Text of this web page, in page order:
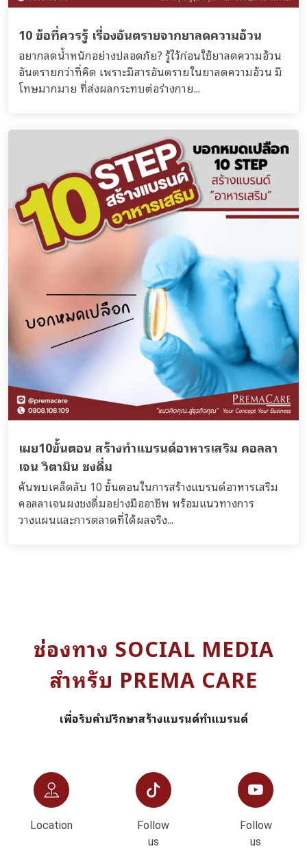
10 ข้อที่ควรรู้ เรื่องอันตรายจากยาลดความอ้วน
อยากลดน้ำหนักอย่างปลอดภัย? รู้ไว้ก่อนใช้ยาลดความอ้วน
อันตรายกว่าที่คิด เพราะมีสารอันตรายในยาลดความอ้วน มี
โทษมากมาย ที่ส่งผลกระทบต่อร่างกาย...
เผย10ขั้นตอน สร้างทำแบรนด์อาหารเสริม คอลลา
เจน วิตามิน ชงดื่ม
ค้นพบเคล็ดลับ 10 ขั้นตอนในการสร้างแบรนด์อาหารเสริม
คอลลาเจนผงชงดื่มอย่างมืออาชีพ พร้อมแนวทางการ
วางแผนและการตลาดที่ได้ผลจริง...
ช่องทาง SOCIAL MEDIA
สำหรับ PREMA CARE
เพื่อรับคำปรึกษาสร้างแบรนด์ทำแบรนด์
Location
Follow
us
Follow
us